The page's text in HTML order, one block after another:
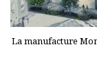
La manufacture